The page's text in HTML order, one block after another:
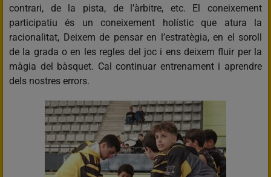
contrari, de la pista, de l’àrbitre, etc. El coneixement
participatiu és un coneixement holístic que atura la
racionalitat, Deixem de pensar en l’estratègia, en el soroll
de la grada o en les regles del joc i ens deixem fluir per la
màgia del bàsquet. Cal continuar entrenament i aprendre
dels nostres errors.